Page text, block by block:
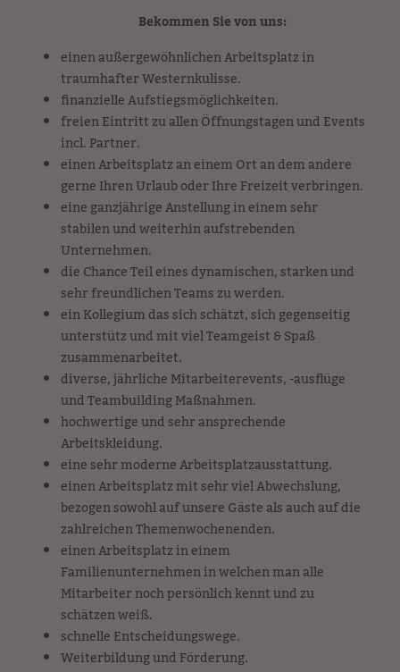
Bekommen Sie von uns:
einen außergewöhnlichen Arbeitsplatz in
traumhafter Westernkulisse.
finanzielle Aufstiegsmöglichkeiten.
freien Eintritt zu allen Öffnungstagen und Events
incl. Partner.
einen Arbeitsplatz an einem Ort an dem andere
gerne Ihren Urlaub oder Ihre Freizeit verbringen.
eine ganzjährige Anstellung in einem sehr
stabilen und weiterhin aufstrebenden
Unternehmen.
die Chance Teil eines dynamischen, starken und
sehr freundlichen Teams zu werden.
ein Kollegium das sich schätzt, sich gegenseitig
unterstütz und mit viel Teamgeist & Spaß
zusammenarbeitet.
diverse, jährliche Mitarbeiterevents, -ausflüge
und Teambuilding Maßnahmen.
hochwertige und sehr ansprechende
Arbeitskleidung.
eine sehr moderne Arbeitsplatzausstattung.
einen Arbeitsplatz mit sehr viel Abwechslung,
bezogen sowohl auf unsere Gäste als auch auf die
zahlreichen Themenwochenenden.
einen Arbeitsplatz in einem
Familienunternehmen in welchen man alle
Mitarbeiter noch persönlich kennt und zu
schätzen weiß.
schnelle Entscheidungswege.
Weiterbildung und Förderung.